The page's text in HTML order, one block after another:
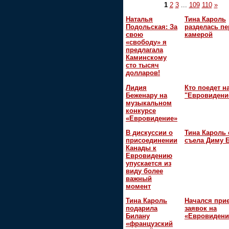
1 2 3 ... 109 110 »
Наталья
Подольская: За
свою
«свободу» я
предлагала
Каминскому
сто тысяч
долларов!
Тина Кароль
разделась
камерой
Лидия
Беженару на
музыкальном
конкурсе
«Евровидение»
Кто поедет
В дискуссии о
присоединении
Канады к
Евровидению
упускается из
виду более
важный
момент
Тина Кароль
съела Диму
Тина Кароль
подарила
Билану
«французский
Начался
заявок на